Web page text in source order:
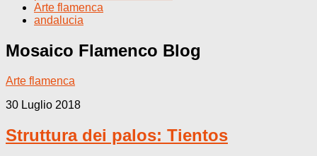
Arte flamenca
andalucia
Mosaico Flamenco Blog
Arte flamenca
30 Luglio 2018
Struttura dei palos: Tientos